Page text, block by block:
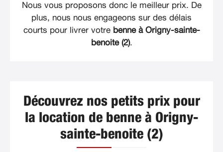
Nous vous proposons donc le meilleur prix. De
plus, nous nous engageons sur des délais
courts pour livrer votre benne à Origny-sainte-
benoite (2).
Découvrez nos petits prix pour
la location de benne à Origny-
sainte-benoite (2)